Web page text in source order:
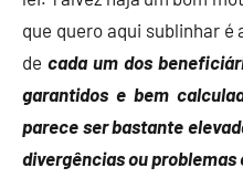
que quero aqui sublinhar
de cada um dos
garantidos e bem
parece ser bastante
divergências ou